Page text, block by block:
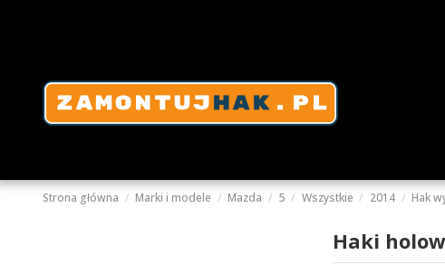
Strona główna Marki i modele Mazda 5 Wszystkie 2014 Hak
Haki